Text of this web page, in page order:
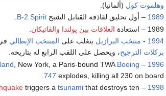
وهلموت كول (ألمانيا).
1989 – أول تحليق لقاذفة القنابل الشبحB-2 Spirit
.
1989 – استعادة
العلاقات بين پولندا والڤاتيكان
1994
- منتخب البرازيل يتغلب على المنتخب الإيطالي
بركلات الترجيح، ويحصل على اللقب الرابع له بتاريخه.
1996
–
, New York, a Paris-bound TWA Boeing
747 explodes, killing all 230 on board.
1998
– The 7.0 M
triggers a tsunamithat destroys ten